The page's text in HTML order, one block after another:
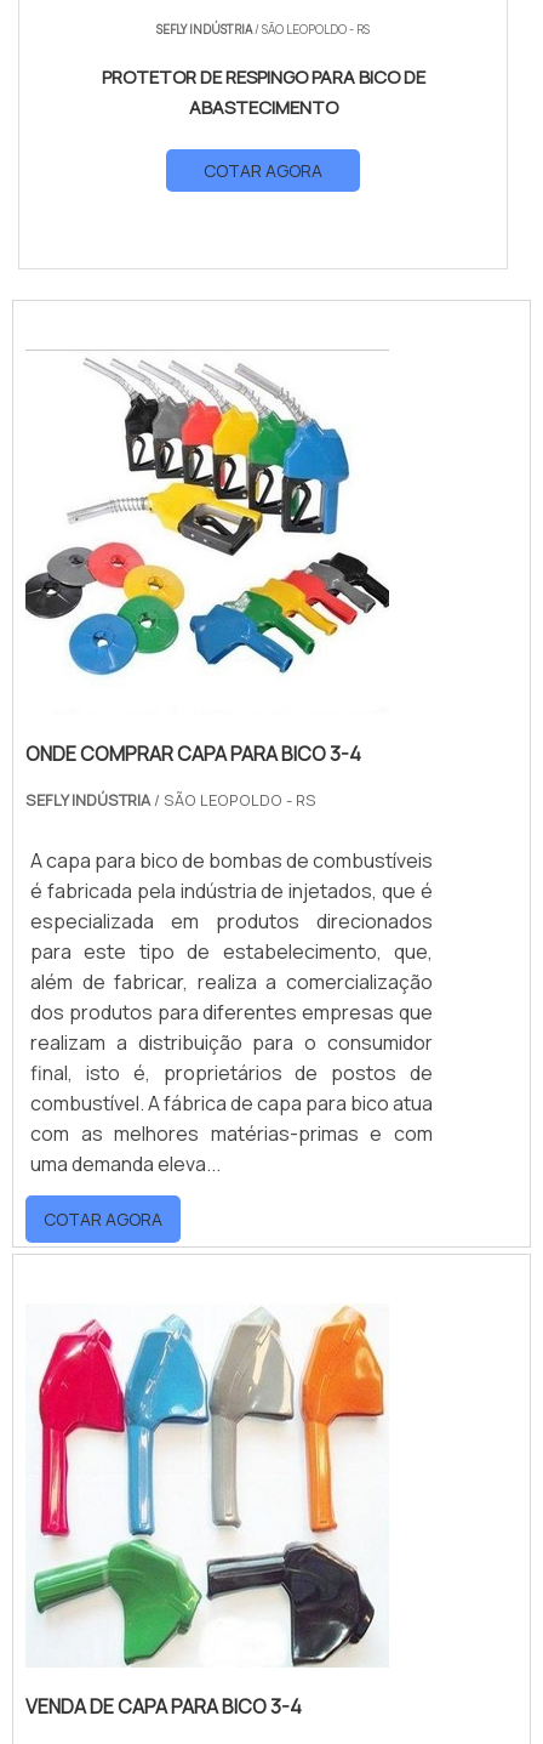
SEFLY INDÚSTRIA/ SÃO LEOPOLDO - RS
PROTETOR DE RESPINGO PARA BICO DE
ABASTECIMENTO
COTAR AGORA
ONDE COMPRAR CAPA PARA BICO 3-4
SEFLY INDÚSTRIA/ SÃO LEOPOLDO - RS
A capa para bico de bombas de combustíveis
é fabricada pela indústria de injetados, que é
especializada em produtos direcionados
para este tipo de estabelecimento, que,
além de fabricar, realiza a comercialização
dos produtos para diferentes empresas que
realizam a distribuição para o consumidor
final, isto é, proprietários de postos de
combustível. A fábrica de capa para bico atua
com as melhores matérias-primas e com
uma demanda eleva...
COTAR AGORA
VENDA DE CAPA PARA BICO 3-4